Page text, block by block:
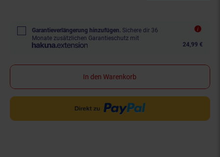
Garantieverlängerung hinzufügen. Sichere dir 36
Monate zusätzlichen Garantieschutz mit
24,99 €
In den Warenkorb